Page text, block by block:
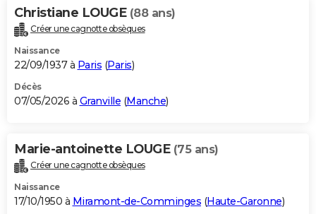
Carte de Noël
Carte Bonne année
Carte Saint-Valentin
Carte Pâques
Carte d'anniversaire
DICTIONNAIRE
Dictionnaire
Biographies
Citations
Expressions
Proverbes
PROGRAMME TV
S'inscrire
Se connecter
Lycées
Collèges
Primaires
Universités
Entreprises
Service militaire
Avis de recherche
AVIS DE DÉCÈS
Bricolage
Lifestyle
Culture
Sport
Auto
Television
Voyage
Cinema
Christiane LOUGE (88 ans)
Créer une cagnotte obsèques
Naissance
22/09/1937 à Paris (Paris)
Décès
07/05/2026 à Granville (Manche)
Marie-antoinette LOUGE (75 ans)
Créer une cagnotte obsèques
Naissance
17/10/1950 à Miramont-de-Comminges (Haute-Garonne)